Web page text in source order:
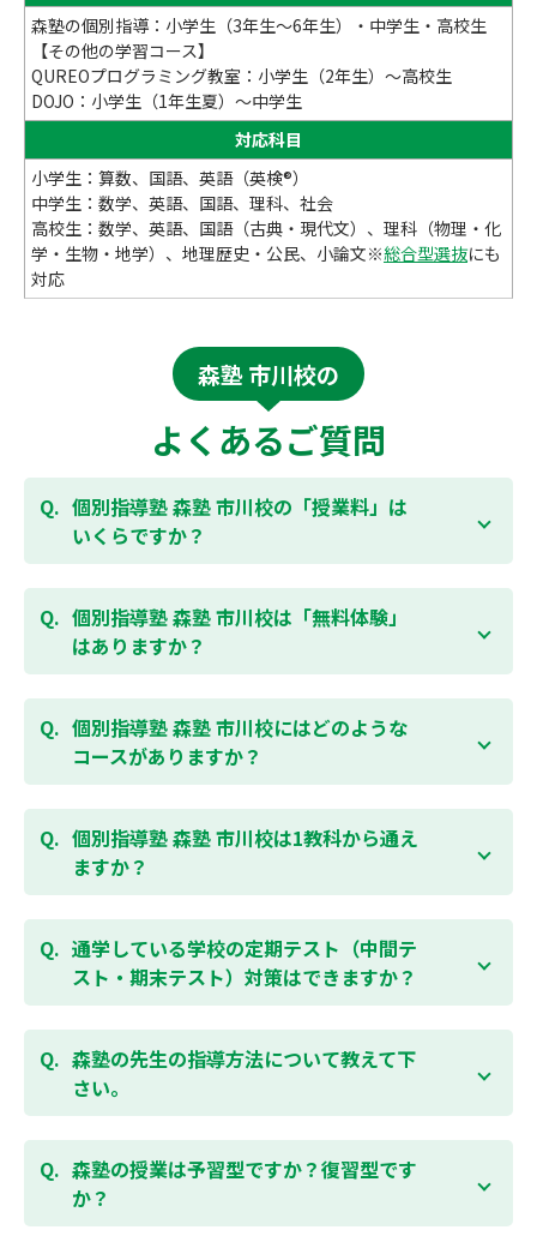
森塾の個別指導：小学生（3年生～6年生）・中学生・高校生
【その他の学習コース】
QUREOプログラミング教室：小学生（2年生）～高校生
DOJO：小学生（1年生夏）～中学生
対応科目
小学生：算数、国語、英語（英検®）
中学生：数学、英語、国語、理科、社会
高校生：数学、英語、国語（古典・現代文）、理科（物理・化
学・生物・地学）、地理歴史・公民、小論文※総合型選抜にも
対応
森塾 市川校の
よくあるご質問
個別指導塾 森塾 市川校の「授業料」は
いくらですか？
お子様の学年やご状況、校舎によって変わりますの
で、以下より、お気軽にお問合わせください。個別指
導塾 森塾の授業料は
よりお問合わせく
ださい。自動返信メールで【すぐ】にご確認いただけ
個別指導塾 森塾 市川校は「無料体験」
はありますか？
通常期には最大1ヶ月の無料体験を受付しておりま
す。また、春休み、夏休み、冬休みの講習では「4日
間～5日間の無料体験」授業を受けていただくことが
可能です。個別指導塾 森塾 市川校の無料体験について
個別指導塾 森塾 市川校にはどのような
コースがありますか？
個別指導塾 森塾 市川校では、小学生・中学生・高校
生のコースがあり、それぞれ学校のテストの点数アッ
プを目的としたコースとなっております。その他、小
学生用の英検®対策や、基礎学力を身につけるDOJOな
は校舎にお問合わせください。
お問合わせはこちら
個別指導塾 森塾 市川校は1教科から通え
ますか？
はい、1教科、週1日から受講いただけます。自分から
勉強できる習慣をつけるために最初は1から2教科での
受講をおすすめしております。まずはお気軽にご相談
ください。
ご相談（お問合わせ）はこちら
通学している学校の定期テスト（中間テ
スト・期末テスト）対策はできますか？
お子様お一人おひとりの学校進度やテスト範囲にあわ
せて授業をすすめますので、定期テスト対策に繋がり
ます。森塾では、テスト直前に自分の予定にあわせ
て、テスト対策授業の追加ができます。 受講中の科目
ど）も可能です。 普段忙しくてなかなか手が回らない
科目も、テスト前に集中して対策できると好評です。
森塾の先生の指導方法について教えて下
さい。
「質量ともに日本一」と自負する研修制度を受け、知
識や教え方を習得した先生が、一人ひとりの能力、個
性に合わせて個別指導いたします。先生とお子様の相
性を大切にするために、相性が合わなければ先生変更
森塾の授業は予習型ですか？復習型です
か？